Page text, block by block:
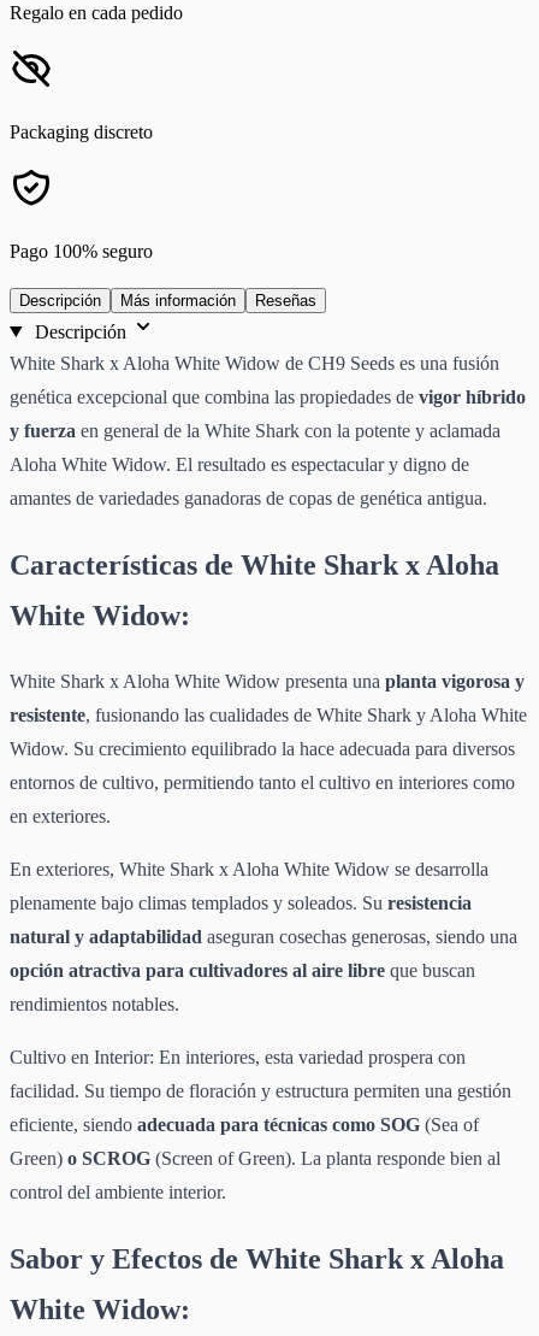
Regalo en cada pedido
Packaging discreto
Pago 100% seguro
Descripción Más información Reseñas
Descripción
White Shark x Aloha White Widow de CH9 Seeds es una fusión
genética excepcional que combina las propiedades de vigor híbrido
y fuerza en general de la White Shark con la potente y aclamada
Aloha White Widow. El resultado es espectacular y digno de
amantes de variedades ganadoras de copas de genética antigua.
Características de White Shark x Aloha
White Widow:
White Shark x Aloha White Widow presenta una planta vigorosa y
resistente, fusionando las cualidades de White Shark y Aloha White
Widow. Su crecimiento equilibrado la hace adecuada para diversos
entornos de cultivo, permitiendo tanto el cultivo en interiores como
en exteriores.
En exteriores, White Shark x Aloha White Widow se desarrolla
plenamente bajo climas templados y soleados. Su resistencia
natural y adaptabilidad aseguran cosechas generosas, siendo una
opción atractiva para cultivadores al aire libre que buscan
rendimientos notables.
Cultivo en Interior: En interiores, esta variedad prospera con
facilidad. Su tiempo de floración y estructura permiten una gestión
eficiente, siendo adecuada para técnicas como SOG (Sea of
Green) o SCROG (Screen of Green). La planta responde bien al
control del ambiente interior.
Sabor y Efectos de White Shark x Aloha
White Widow: